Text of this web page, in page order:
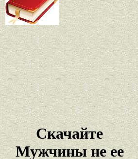
Скачайте
Мужчины не ее